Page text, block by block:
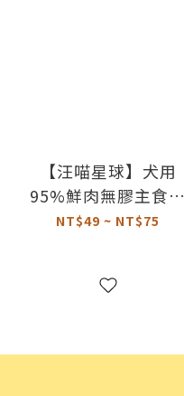
【汪喵星球】犬用
95%鮮肉無膠主食罐
｜放牧鹿
NT$49 ~ NT$75